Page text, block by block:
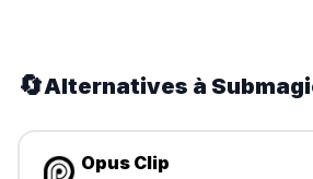
🔄Alternatives à
Opus Clip